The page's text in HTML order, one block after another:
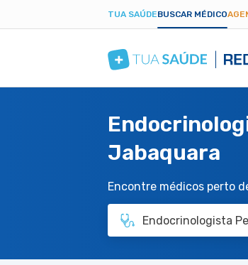
TUA SAÚDEBUSCAR MÉDICO
Jabaquara
Encontre médicos perto